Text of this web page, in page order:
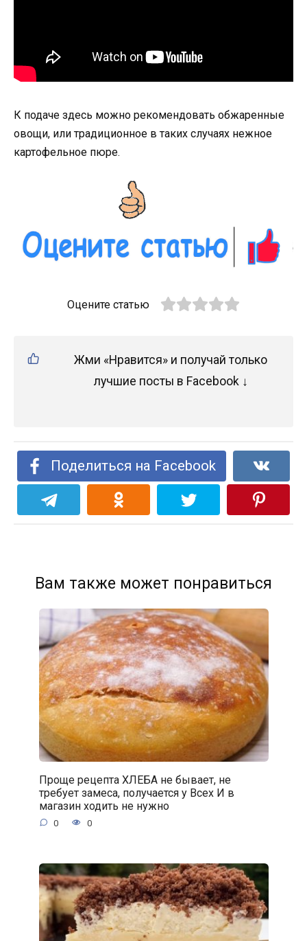
К подаче здесь можно рекомендовать обжаренные
овощи, или традиционное в таких случаях нежное
картофельное пюре.
Оцените статью
Жми «Нравится» и получай только
лучшие посты в Facebook ↓
Поделиться на Facebook
Вам также может понравиться
Проще рецепта ХЛЕБА не бывает, не
требует замеса, получается у Всех И в
магазин ходить не нужно
0 0